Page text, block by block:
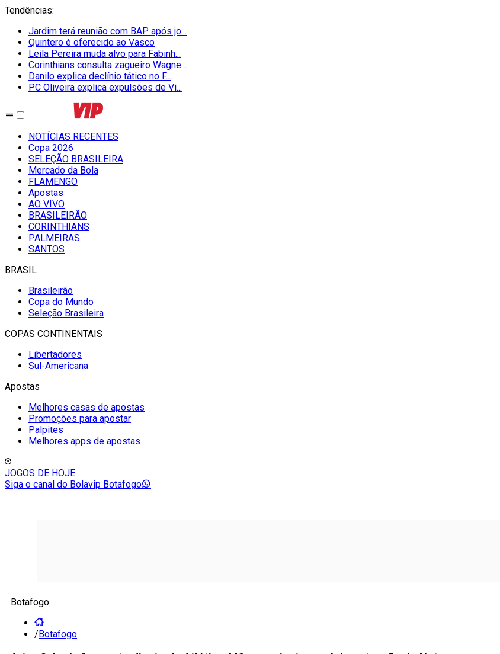
Tendências:
Jardim terá reunião com BAP após jo...
Quintero é oferecido ao Vasco
Leila Pereira muda alvo para Fabinh...
Corinthians consulta zagueiro Wagne...
Danilo explica declínio tático no F...
PC Oliveira explica expulsões de Vi...
NOTÍCIAS RECENTES
Copa 2026
SELEÇÃO BRASILEIRA
Mercado da Bola
FLAMENGO
Apostas
AO VIVO
BRASILEIRÃO
CORINTHIANS
PALMEIRAS
SANTOS
BRASIL
Brasileirão
Copa do Mundo
Seleção Brasileira
COPAS CONTINENTAIS
Libertadores
Sul-Americana
Apostas
Melhores casas de apostas
Promoções para apostar
Palpites
Melhores apps de apostas
JOGOS DE HOJE
Siga o canal do Bolavip Botafogo
Botafogo
/Botafogo